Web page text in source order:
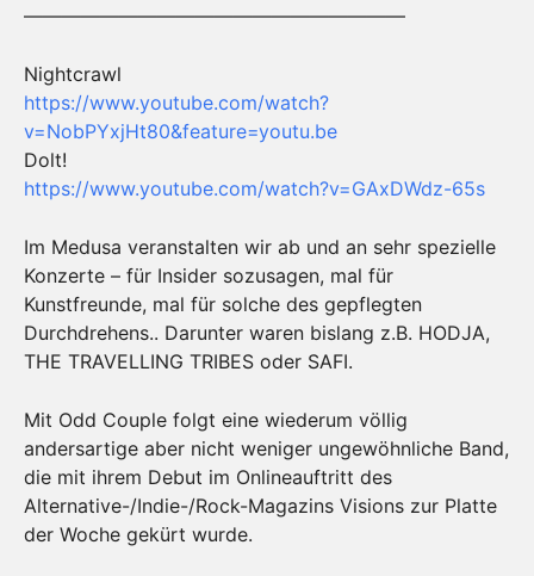
————————————————————
Nightcrawl
https://www.youtube.com/watch?
v=NobPYxjHt80&feature=youtu.be
Dolt!
https://www.youtube.com/watch?v=GAxDWdz-65s
Im Medusa veranstalten wir ab und an sehr spezielle
Konzerte – für Insider sozusagen, mal für
Kunstfreunde, mal für solche des gepflegten
Durchdrehens.. Darunter waren bislang z.B. HODJA,
THE TRAVELLING TRIBES oder SAFI.
Mit Odd Couple folgt eine wiederum völlig
andersartige aber nicht weniger ungewöhnliche Band,
die mit ihrem Debut im Onlineauftritt des
Alternative-/Indie-/Rock-Magazins Visions zur Platte
der Woche gekürt wurde.